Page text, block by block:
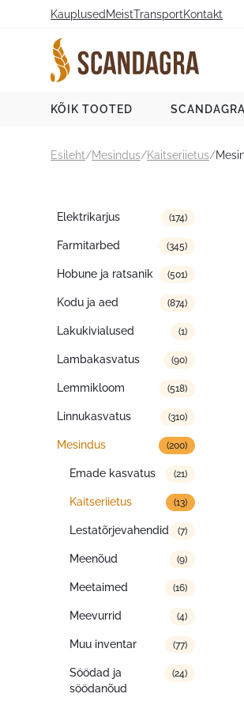
Kauplused MeistTransportKontakt
KÕIK TOOTED
Esileht/Mesindus/Kaitseriietus/
Tootekategooriad
Elektrikarjus (174)
Farmitarbed (345)
Hobune ja ratsanik (501)
Kodu ja aed (874)
Lakukivialused (1)
Lambakasvatus (90)
Lemmikloom (518)
Linnukasvatus (310)
Mesindus (200)
Emade kasvatus (21)
Kaitseriietus (13)
Lestatõrjevahendid (7)
Meenõud (9)
Meetaimed (16)
Meevurrid (4)
Muu inventar (77)
Söödad ja
söödanõud
(24)